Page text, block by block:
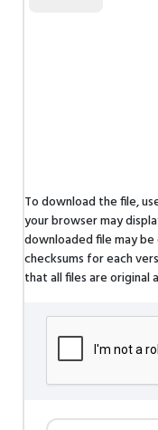
To download the file,
your browser may
downloaded file may
checksums for each
that all files are original